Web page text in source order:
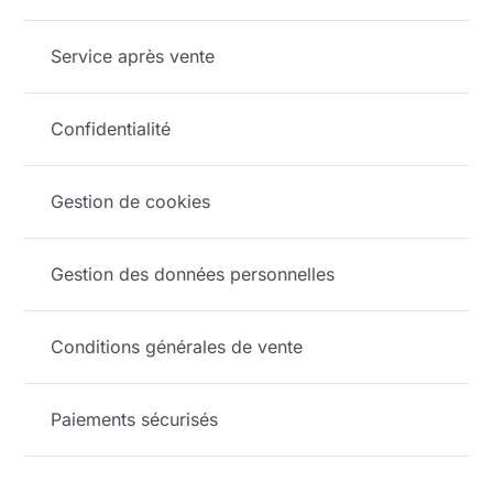
Service après vente
Confidentialité
Gestion de cookies
Gestion des données personnelles
Conditions générales de vente
Paiements sécurisés